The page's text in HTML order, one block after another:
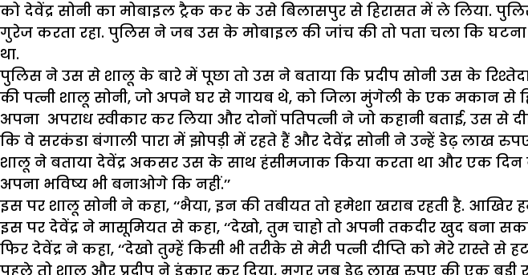
को देवेंद्र सोनी का मोबाइल ट्रैक कर के उसे बिलासपुर से हिरासत में ले लिया.
गुरेज करता रहा. पुलिस ने जब उस के मोबाइल की जांच की तो पता चला कि
था.
पुलिस ने उस से शालू के बारे में पूछा तो उस ने बताया कि प्रदीप सोनी उस के
की पत्नी शालू सोनी, जो अपने घर से गायब थे, को जिला मुंगेली के एक मकान से
अपना अपराध स्वीकार कर लिया और दोनों पतिपत्नी ने जो कहानी बताई, उस से
कि वे सरकंडा बंगाली पारा में झोपड़ी में रहते हैं और देवेंद्र सोनी ने उन्हें डेढ़ लाख
शालू ने बताया देवेंद्र अकसर उस के साथ हंसीमजाक किया करता था और एक
अपना भविष्य भी बनाओगे कि नहीं.’’
इस पर शालू सोनी ने कहा, ‘‘भैया, इन की तबीयत तो हमेशा खराब रहती है. आखिर
इस पर देवेंद्र ने मासूमियत से कहा, ‘‘देखो, तुम चाहो तो अपनी तकदीर खुद बना
फिर देवेंद्र ने कहा, ‘‘देखो तुम्हें किसी भी तरीके से मेरी पत्नी दीप्ति को मेरे रास्ते से
पहले तो शालू और प्रदीप ने इंकार कर दिया, मगर जब डेढ़ लाख रुपए की एक